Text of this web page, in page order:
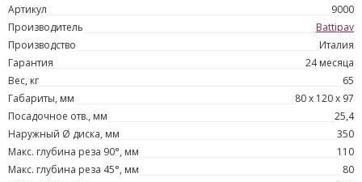
Артикул
9000
Производитель
Battipav
Производство
Италия
Гарантия
24 месяца
Вес, кг
65
Габариты, мм
80 x 120 x 97
Посадочное отв., мм
25,4
Наружный Ø диска, мм
350
Макс. глубина реза 90°, мм
110
Макс. глубина реза 45°, мм
80